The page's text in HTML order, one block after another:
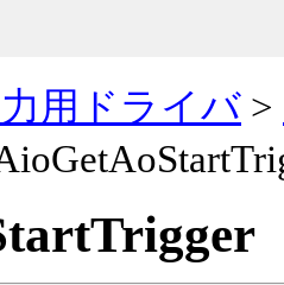
用ドライバ >